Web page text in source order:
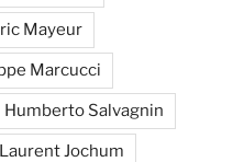
Mayeur
Marcucci
Humberto Salvagnin
Laurent Jochum